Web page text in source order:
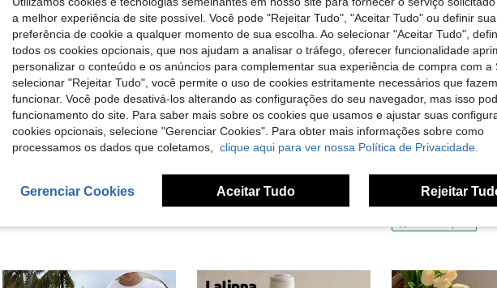
Top camisola ajustado para mulher em cetim macio, decote em V, bainha assimétrica com renda, design de renda cílio semitransparente, castanho, casual, chique e elegante para verão
#3 Mais Vendido
ROSE ONLY
9,72€
-1% Camiseta unissex branca oversized da turnê After Hours Til Dawn do The Weekndd, produto com estampa dupla face, logo
15,96€ 16,17€
a melhor experiência de site possível. Você pode "Rejeitar Tudo", "Aceitar Tudo" ou definir sua
preferência de cookie a qualquer momento de sua escolha. Ao selecionar "Aceitar Tudo",
todos os cookies opcionais, que nos ajudam a analisar o tráfego, oferecer funcionalidade
personalizar o conteúdo e os anúncios para complementar sua experiência de compra com a
selecionar "Rejeitar Tudo", você permite o uso de cookies estritamente necessários que
funcionar. Você pode desativá-los alterando as configurações do seu navegador, mas isso
funcionamento do site. Para saber mais sobre os cookies que usamos e ajustar suas
cookies opcionais, selecione "Gerenciar Cookies". Para obter mais informações sobre como
processamos os dados que coletamos, clique aqui para ver nossa Política de Privacidade.
Gerenciar Cookies Aceitar Tudo Rejeitar